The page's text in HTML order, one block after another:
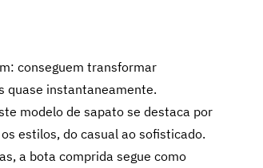
conseguem transformar
quase instantaneamente.
modelo de sapato se destaca por
estilos, do casual ao sofisticado.
a bota comprida segue como